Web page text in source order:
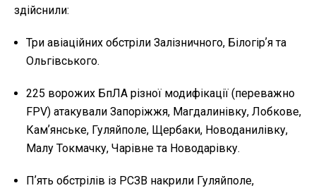
здійснили:
Три авіаційних обстріли Залізничного, Білогірʼя та
Ольгівського.
225 ворожих БпЛА різної модифікації (переважно
FPV) атакували Запоріжжя, Магдалинівку, Лобкове,
Камʼянське, Гуляйполе, Щербаки, Новоданилівку,
Малу Токмачку, Чарівне та Новодарівку.
Пʼять обстрілів із РСЗВ накрили Гуляйполе,